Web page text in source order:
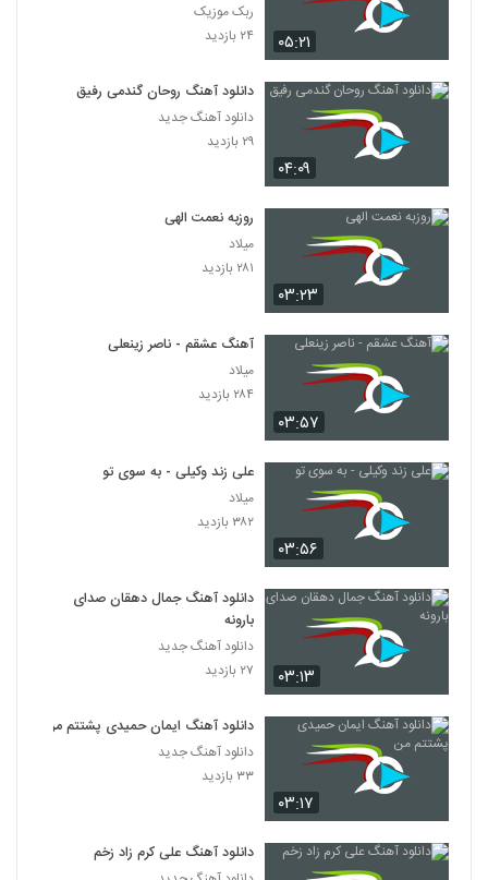
۰۵:۲۱
ربک موزیک
۲۴ بازدید
۰۴:۰۹
دانلود آهنگ روحان گندمی رفیق
دانلود آهنگ جدید
۲۹ بازدید
۰۳:۲۳
روزبه نعمت الهی
میلاد
۲۸۱ بازدید
۰۳:۵۷
آهنگ عشقم - ناصر زینعلی
میلاد
۲۸۴ بازدید
۰۳:۵۶
علی زند وکیلی - به سوی تو
میلاد
۳۸۲ بازدید
۰۳:۱۳
دانلود آهنگ جمال دهقان صدای
بارونه
دانلود آهنگ جدید
۲۷ بازدید
۰۳:۱۷
دانلود آهنگ ایمان حمیدی پشتتم من
دانلود آهنگ جدید
۳۳ بازدید
دانلود آهنگ علی کرم زاد زخم